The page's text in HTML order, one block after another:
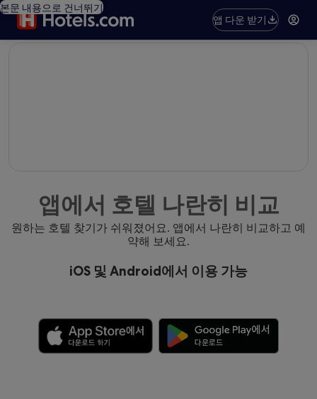
본문 내용으로 건너뛰기
앱 다운 받기
앱에서 호텔 나란히 비교
원하는 호텔 찾기가 쉬워졌어요. 앱에서 나란히 비교하고 예
약해 보세요.
iOS 및 Android에서 이용 가능